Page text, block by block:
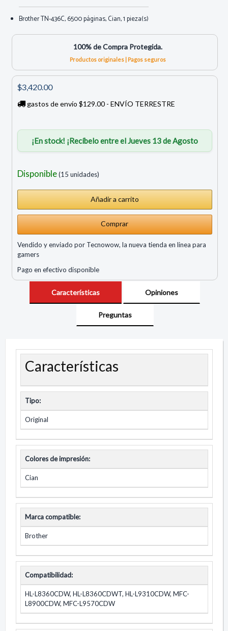
Brother TN-436C, 6500 páginas, Cian, 1 pieza(s)
100% de Compra Protegida.
Productos originales | Pagos seguros
$3,420.00
gastos de envío $129.00 - ENVÍO TERRESTRE
¡En stock! ¡Recíbelo entre el Jueves 13 de Agosto
Disponible(15 unidades)
Comprar
Vendido y enviado por Tecnowow, la nueva tienda en linea para
gamers
Pago en efectivo disponible
Características Opiniones
Preguntas
Características
Tipo:
Original
Colores de impresión:
Cian
Marca compatible:
Brother
Compatibilidad:
HL-L8360CDW, HL-L8360CDWT, HL-L9310CDW, MFC-
L8900CDW, MFC-L9570CDW